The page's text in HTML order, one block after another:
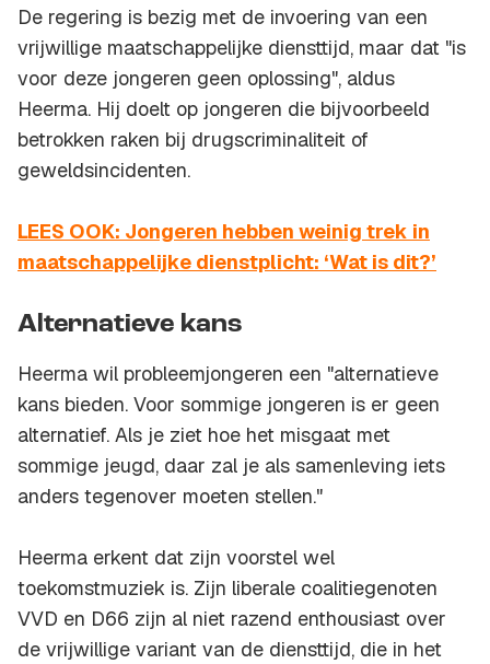
De regering is bezig met de invoering van een
vrijwillige maatschappelijke diensttijd, maar dat "is
voor deze jongeren geen oplossing", aldus
Heerma. Hij doelt op jongeren die bijvoorbeeld
betrokken raken bij drugscriminaliteit of
geweldsincidenten.
LEES OOK: Jongeren hebben weinig trek in
maatschappelijke dienstplicht: ‘Wat is dit?’
Alternatieve kans
Heerma wil probleemjongeren een "alternatieve
kans bieden. Voor sommige jongeren is er geen
alternatief. Als je ziet hoe het misgaat met
sommige jeugd, daar zal je als samenleving iets
anders tegenover moeten stellen."
Heerma erkent dat zijn voorstel wel
toekomstmuziek is. Zijn liberale coalitiegenoten
VVD en D66 zijn al niet razend enthousiast over
de vrijwillige variant van de diensttijd, die in het